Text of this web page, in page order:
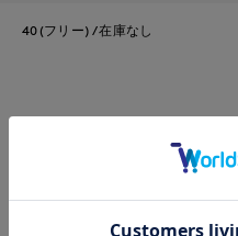
40(フリー) 在庫なし